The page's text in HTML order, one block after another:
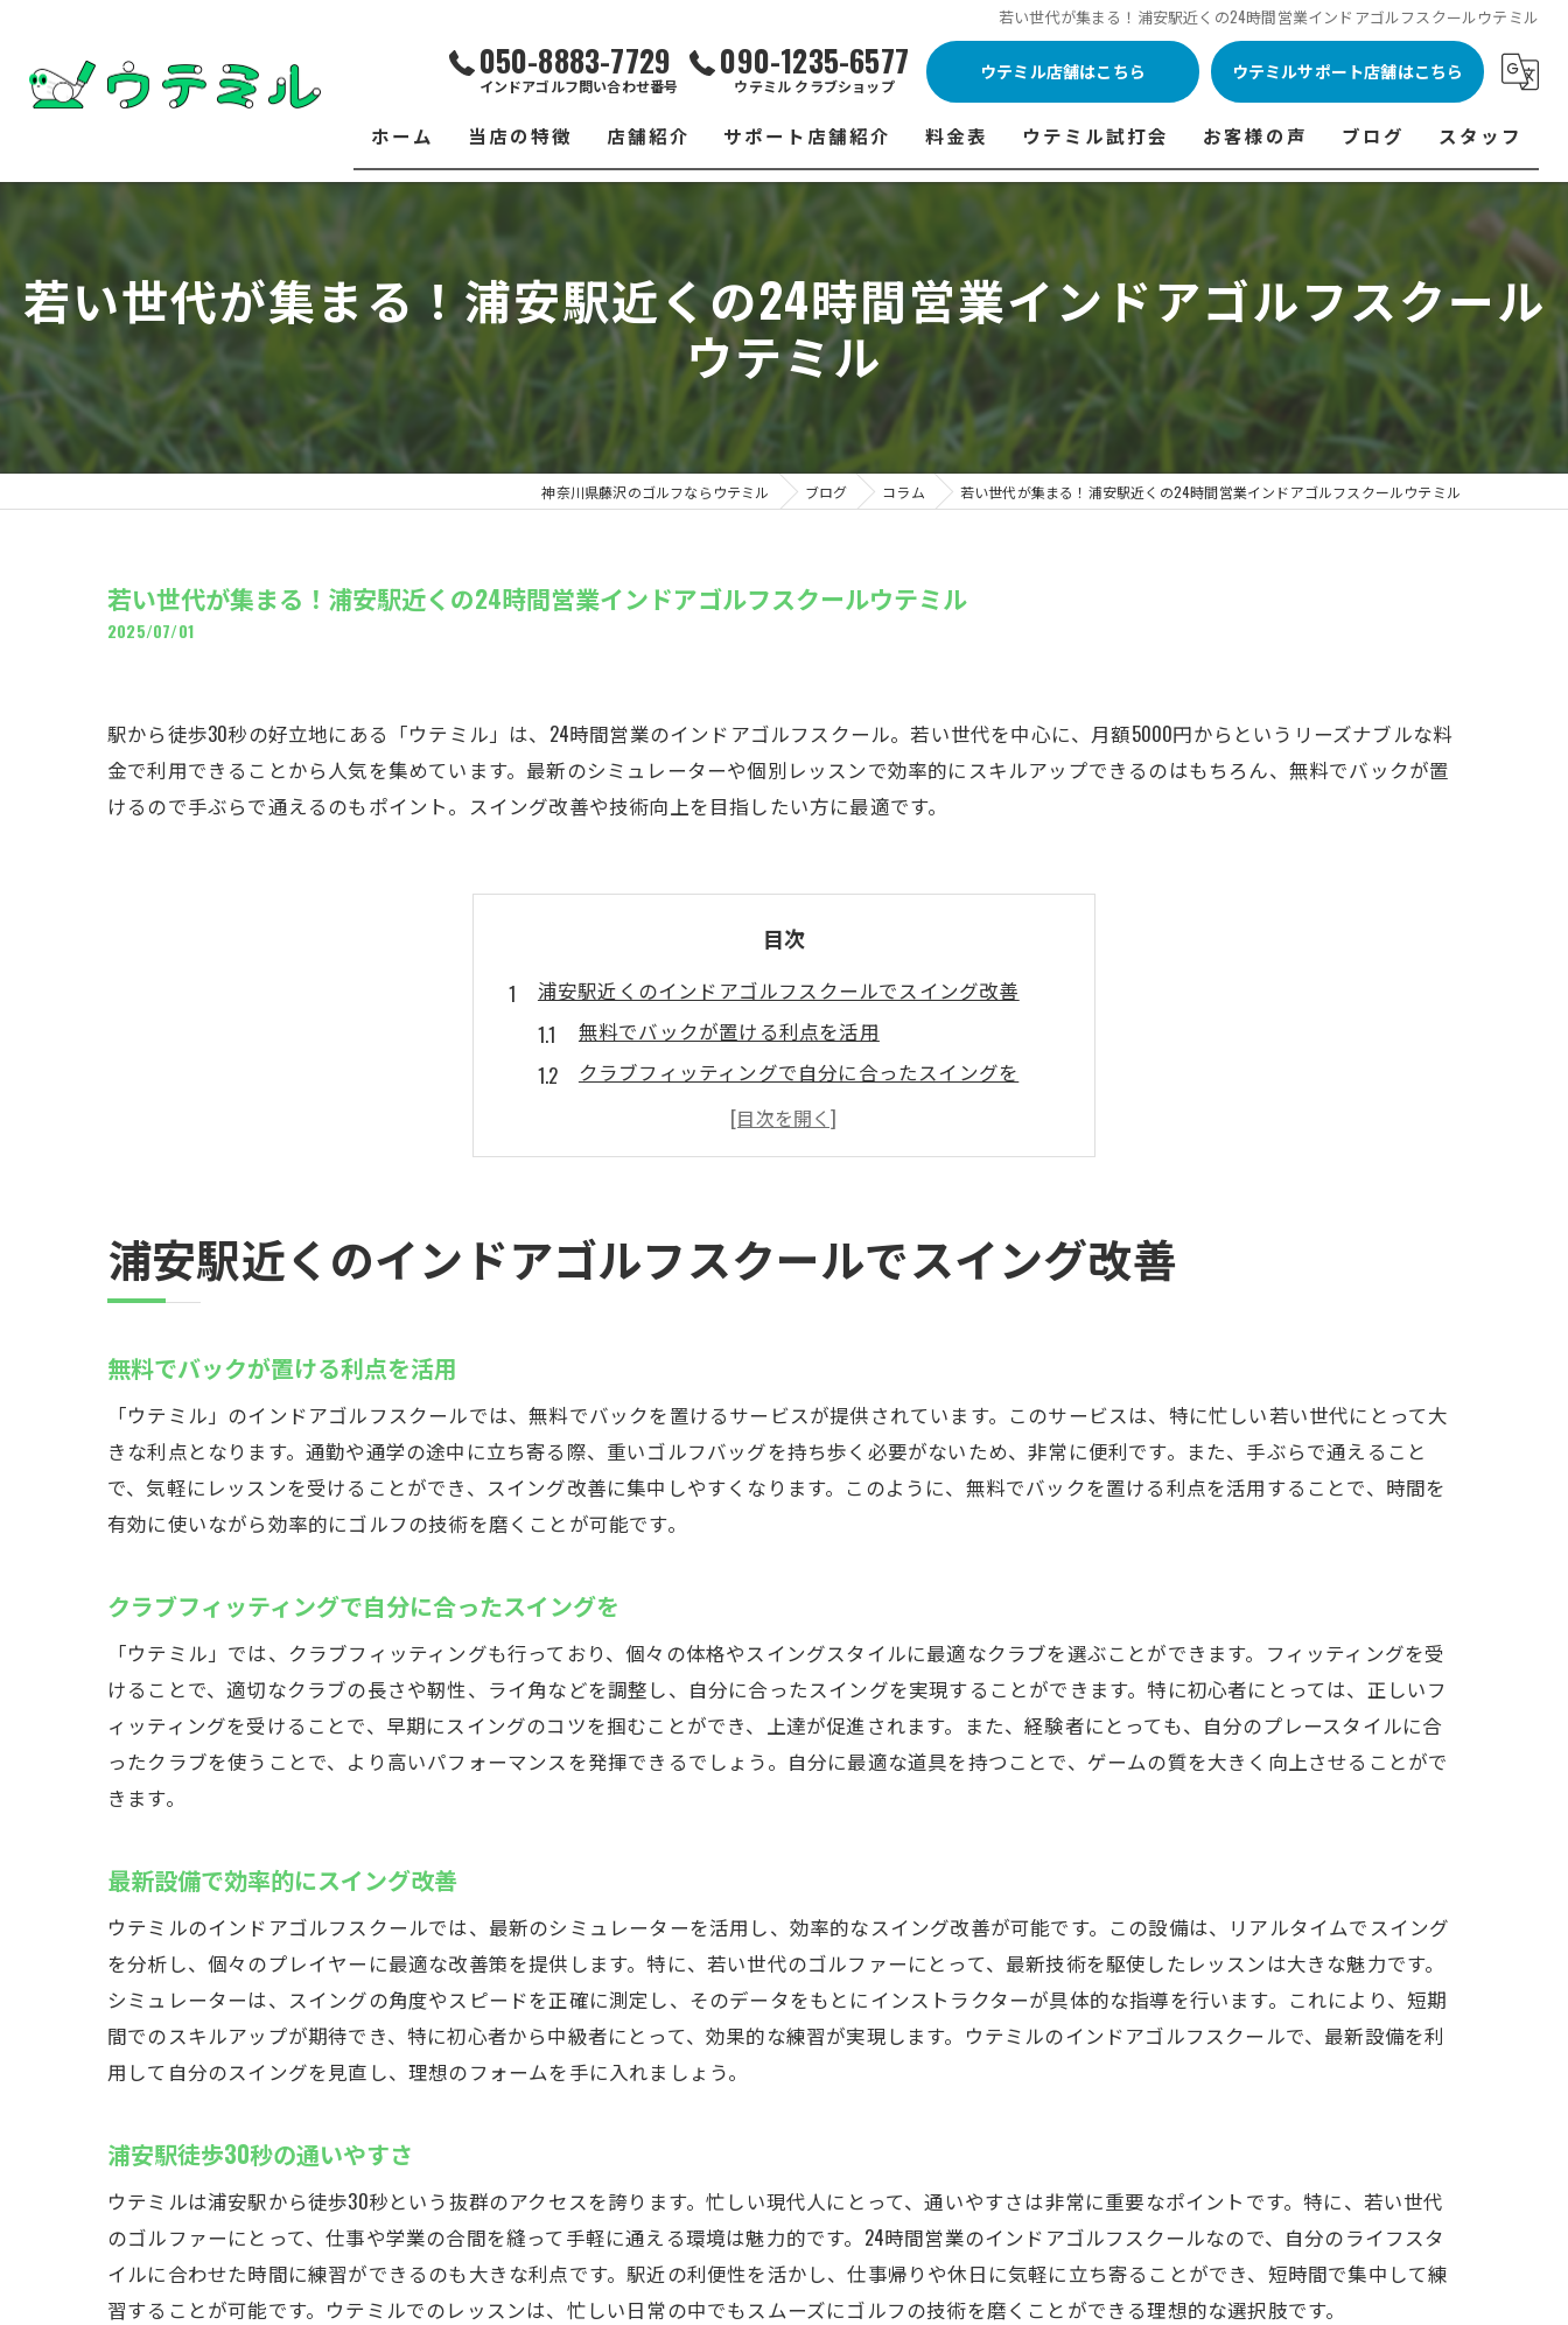
若い世代が集まる！浦安駅近くの24時間営業インドアゴルフスクールウテミル
050-8883-7729
インドアゴルフ問い合わせ番号
090-1235-6577
ウテミル クラブショップ
ウテミル店舗はこちら ウテミルサポート店舗はこちら
ホーム 当店の特徴
練習場
フィッティング
クラブショップ
店舗紹介
ウテミル 浦安駅前店
市原インドアゴルフ
ウテミルスクール高崎店
サポート店舗紹介
シミュレーションゴルフ Caddy
スズヨンゴルフクラブ(SUZU4-GOLFCLUB)
料金表
浦安駅前店 料金表
市原インドアゴルフ 料金表
ウテミルスクール高崎店 料金表
サポート店舗 料金表
シミュレーションゴルフ Caddy 料金表
Golfet亀有店 料金表
ウテミル試打会
ウテミル試打会とは・・・
ウテミル試打会日程
フィッテイング・試打会 商品ラインナップ一覧
よくある質問
試打会開催受付
お客様の声
フィッテイング・試打会参加者の声
ブログ スタッフ
代表あいさつ
若い世代が集まる！浦安駅近くの24時間営業インドアゴルフスクール
ウテミル
神奈川県藤沢のゴルフならウテミル ブログ コラム 若い世代が集まる！浦安駅近くの24時間営業インドアゴルフスクールウテミル
若い世代が集まる！浦安駅近くの24時間営業インドアゴルフスクールウテミル
2025/07/01
駅から徒歩30秒の好立地にある「ウテミル」は、24時間営業のインドアゴルフスクール。若い世代を中心に、月額5000円からというリーズナブルな料
金で利用できることから人気を集めています。最新のシミュレーターや個別レッスンで効率的にスキルアップできるのはもちろん、無料でバックが置
けるので手ぶらで通えるのもポイント。スイング改善や技術向上を目指したい方に最適です。
目次
浦安駅近くのインドアゴルフスクールでスイング改善
無料でバックが置ける利点を活用
クラブフィッティングで自分に合ったスイングを
最新設備で効率的にスイング改善
浦安駅徒歩30秒の通いやすさ
天候に左右されない練習環境が魅力
若い世代に人気のインドアゴルフスクールウテミルを体験
インドアゴルフで効率的に技術向上
駅近の利便性とコストパフォーマンスが魅力
ゴルフ仲間と交流できる環境
リーズナブルな料金で始めるゴルフ
早朝深夜も練習可能な24時間営業の魅力
スイング撮影で自分のフォームを確認
若者に人気の理由、便利な予約システム
最新のシミュレーターでスキルアップ
通勤前後に立ち寄れる駅近インドアゴルフ
レンタルクラブで気軽に始められる
駅近だから通いやすいインドアゴルフ
ウテミルでゴルフを始める安心感
個別指導で初心者も安心のサポート
コストパフォーマンス重視のゴルフレッスン
安価で継続しやすい料金プラン
インドアゴルフでスキルを磨く
浦安駅近くのインドアゴルフスクールでスイング改善
無料でバックが置ける利点を活用
「ウテミル」のインドアゴルフスクールでは、無料でバックを置けるサービスが提供されています。このサービスは、特に忙しい若い世代にとって大
きな利点となります。通勤や通学の途中に立ち寄る際、重いゴルフバッグを持ち歩く必要がないため、非常に便利です。また、手ぶらで通えること
で、気軽にレッスンを受けることができ、スイング改善に集中しやすくなります。このように、無料でバックを置ける利点を活用することで、時間を
有効に使いながら効率的にゴルフの技術を磨くことが可能です。
クラブフィッティングで自分に合ったスイングを
「ウテミル」では、クラブフィッティングも行っており、個々の体格やスイングスタイルに最適なクラブを選ぶことができます。フィッティングを受
けることで、適切なクラブの長さや靭性、ライ角などを調整し、自分に合ったスイングを実現することができます。特に初心者にとっては、正しいフ
ィッティングを受けることで、早期にスイングのコツを掴むことができ、上達が促進されます。また、経験者にとっても、自分のプレースタイルに合
ったクラブを使うことで、より高いパフォーマンスを発揮できるでしょう。自分に最適な道具を持つことで、ゲームの質を大きく向上させることがで
きます。
最新設備で効率的にスイング改善
ウテミルのインドアゴルフスクールでは、最新のシミュレーターを活用し、効率的なスイング改善が可能です。この設備は、リアルタイムでスイング
を分析し、個々のプレイヤーに最適な改善策を提供します。特に、若い世代のゴルファーにとって、最新技術を駆使したレッスンは大きな魅力です。
シミュレーターは、スイングの角度やスピードを正確に測定し、そのデータをもとにインストラクターが具体的な指導を行います。これにより、短期
間でのスキルアップが期待でき、特に初心者から中級者にとって、効果的な練習が実現します。ウテミルのインドアゴルフスクールで、最新設備を利
用して自分のスイングを見直し、理想のフォームを手に入れましょう。
浦安駅徒歩30秒の通いやすさ
ウテミルは浦安駅から徒歩30秒という抜群のアクセスを誇ります。忙しい現代人にとって、通いやすさは非常に重要なポイントです。特に、若い世代
のゴルファーにとって、仕事や学業の合間を縫って手軽に通える環境は魅力的です。24時間営業のインドアゴルフスクールなので、自分のライフスタ
イルに合わせた時間に練習ができるのも大きな利点です。駅近の利便性を活かし、仕事帰りや休日に気軽に立ち寄ることができ、短時間で集中して練
習することが可能です。ウテミルでのレッスンは、忙しい日常の中でもスムーズにゴルフの技術を磨くことができる理想的な選択肢です。